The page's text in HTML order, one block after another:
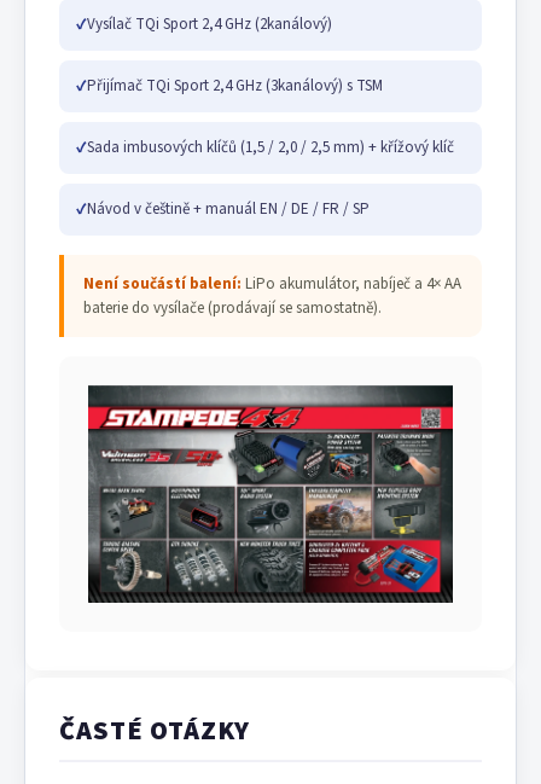
✓Vysílač TQi Sport 2,4 GHz (2kanálový)
✓Přijímač TQi Sport 2,4 GHz (3kanálový) s TSM
✓Sada imbusových klíčů (1,5 / 2,0 / 2,5 mm) + křížový klíč
✓Návod v češtině + manuál EN / DE / FR / SP
Není součástí balení: LiPo akumulátor, nabíječ a 4× AA
baterie do vysílače (prodávají se samostatně).
ČASTÉ OTÁZKY